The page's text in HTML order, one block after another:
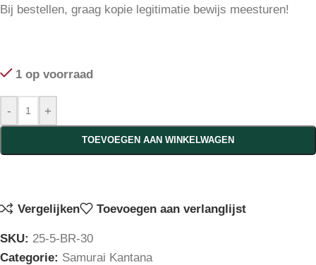
Bij bestellen, graag kopie legitimatie bewijs meesturen!
1 op voorraad
- +
TOEVOEGEN AAN WINKELWAGEN
Vergelijken Toevoegen aan verlanglijst
SKU: 25-5-BR-30
Categorie: Samurai Kantana